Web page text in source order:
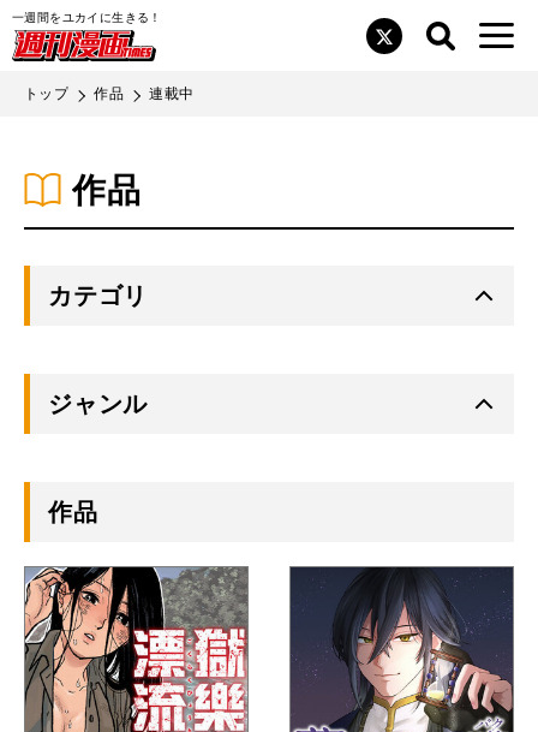
一週間をユカイに生きる！
TIMES Twitter 検索 メニュ
検索
閉じ
トップ 作品 連載中
作品
カテゴリ
歴史・戦記・時代
青春・学園 ラブコメ 動物・ほのぼの
ドラマ ミステリー・サスペンス
ダーク・シリアス
ジャンル
作品
コミックス
作家募集
プライバシーポリシー
お問い合わせ
画像利用・著作権について